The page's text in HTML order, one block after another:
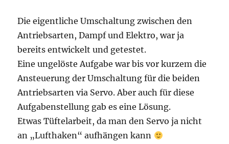
Die eigentliche Umschaltung zwischen den
Antriebsarten, Dampf und Elektro, war ja
bereits entwickelt und getestet.
Eine ungelöste Aufgabe war bis vor kurzem die
Ansteuerung der Umschaltung für die beiden
Antriebsarten via Servo. Aber auch für diese
Aufgabenstellung gab es eine Lösung.
Etwas Tüftelarbeit, da man den Servo ja nicht
an „Lufthaken“ aufhängen kann